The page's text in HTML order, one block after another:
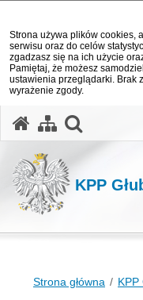
Strona używa plików cookies,
serwisu oraz do celów
zgadzasz się na ich użycie
Pamiętaj, że możesz
ustawienia przeglądarki. Brak
wyrażenie zgody.
KPP
Strona główna KPP